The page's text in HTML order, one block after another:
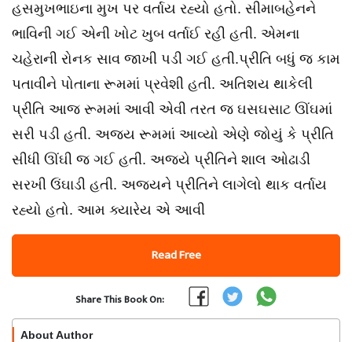
હસમુખભાઇના મુખ પર વર્તાય રહ્યો હતો. સીમાબહેનને
ભાવિની ગઈ એની ખોટ ખુબ વર્તાઈ રહી હતી. એમના
ચહેરાની રોનક સાવ જાખી પડી ગઈ હતી.પ્રીતિ બધું જ કામ
પતાવીને પોતાના રૂમમાં પ્રવેશી હતી. અતિશય થાકેલી
પ્રીતિ આજ રૂમમાં આવી એવી તરત જ ઘસઘસાટ ઊંઘમાં
સરી પડી હતી. અજય રૂમમાં આવ્યો એણે જોયું કે પ્રીતિ
સીધી ઊંઘી જ ગઈ હતી. અજયે પ્રીતિને શાલ ઓઢાડી
સરખી ઉંઘાડી હતી. અજયને પ્રીતિને લાગેલો થાક વર્તાય
રહ્યો હતો. આમ ક્યારેય એ આવી
Read Free
Share This Book On:
About Author